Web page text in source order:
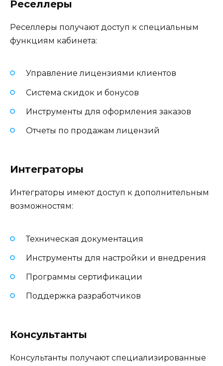
Реселлеры
Реселлеры получают доступ к специальным
функциям кабинета:
Управление лицензиями клиентов
Система скидок и бонусов
Инструменты для оформления заказов
Отчеты по продажам лицензий
Интеграторы
Интеграторы имеют доступ к дополнительным
возможностям:
Техническая документация
Инструменты для настройки и внедрения
Программы сертификации
Поддержка разработчиков
Консультанты
Консультанты получают специализированные